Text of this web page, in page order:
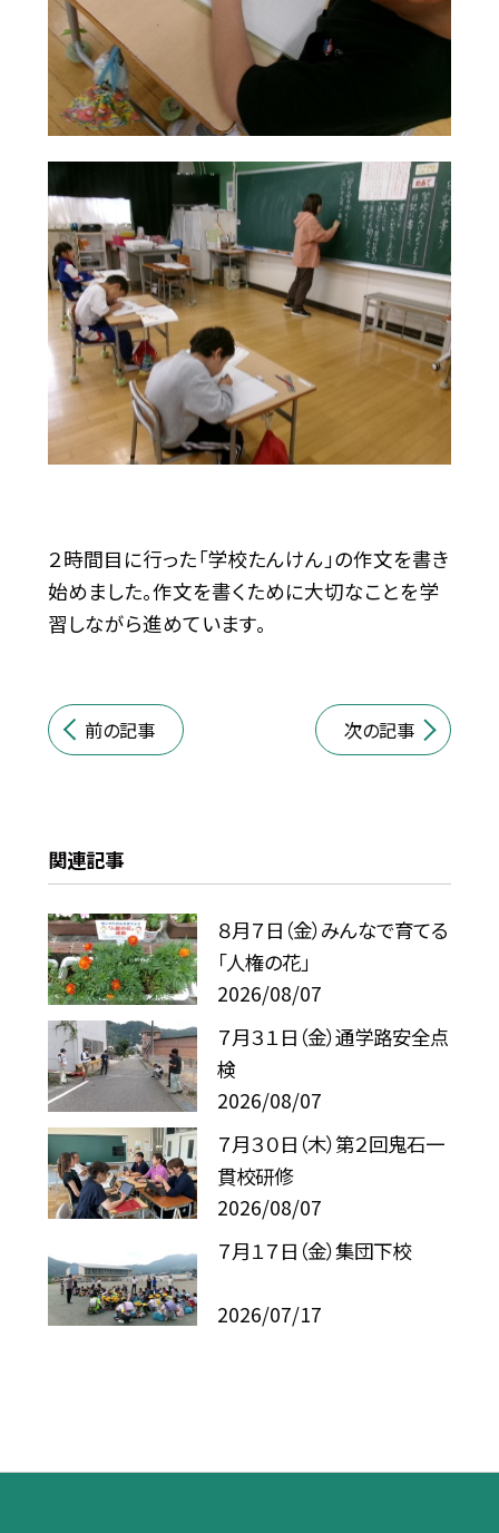
２時間目に行った「学校たんけん」の作文を書き
始めました。作文を書くために大切なことを学
習しながら進めています。
前の記事 次の記事
関連記事
８月７日（金）みんなで育てる
「人権の花」
2026/08/07
７月３１日（金）通学路安全点
検
2026/08/07
７月３０日（木）第２回鬼石一
貫校研修
2026/08/07
７月１７日（金）集団下校
2026/07/17